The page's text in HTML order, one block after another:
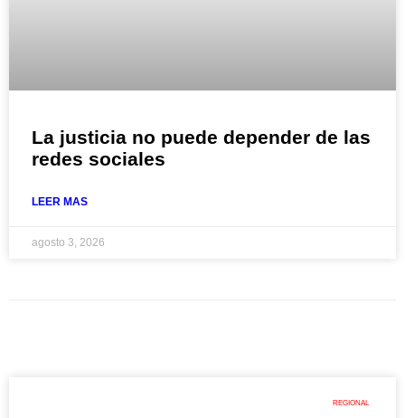
La justicia no puede depender de las
redes sociales
LEER MAS
agosto 3, 2026
REGIONAL